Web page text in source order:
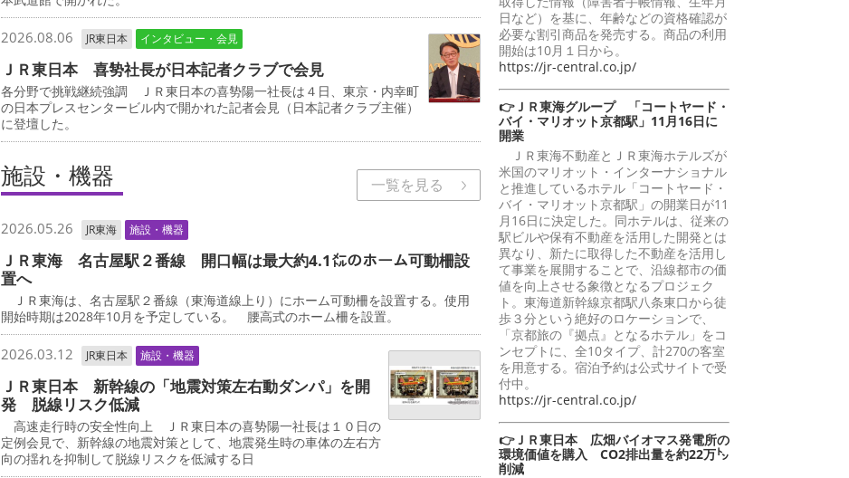
2026.08.06 JR東日本 インタビュー・会見
ＪＲ東日本 喜㔟社長が日本記者クラブで会見
各分野で挑戦継続強調 ＪＲ東日本の喜㔟陽一社長は４日、東京・内幸町
の日本プレスセンタービル内で開かれた記者会見（日本記者クラブ主催）
に登壇した。
施設・機器 一覧を見る
2026.05.26 JR東海 施設・機器
ＪＲ東海 名古屋駅２番線 開口幅は最大約4.1㍍のホーム可動柵設
置へ
ＪＲ東海は、名古屋駅２番線（東海道線上り）にホーム可動柵を設置する。使用
開始時期は2028年10月を予定している。 腰高式のホーム柵を設置。
2026.03.12 JR東日本 施設・機器
ＪＲ東日本 新幹線の「地震対策左右動ダンパ」を開
発 脱線リスク低減
高速走行時の安全性向上 ＪＲ東日本の喜㔟陽一社長は１０日の
定例会見で、新幹線の地震対策として、地震発生時の車体の左右方
向の揺れを抑制して脱線リスクを低減する日
日など）を基に、年齢などの資格確認が
必要な割引商品を発売する。商品の利用
開始は10月１日から。
https://jr-central.co.jp/
👉ＪＲ東海グループ 「コートヤード・
バイ・マリオット京都駅」11月16日に
開業
ＪＲ東海不動産とＪＲ東海ホテルズが
米国のマリオット・インターナショナル
と推進しているホテル「コートヤード・
バイ・マリオット京都駅」の開業日が11
月16日に決定した。同ホテルは、従来の
駅ビルや保有不動産を活用した開発とは
異なり、新たに取得した不動産を活用し
て事業を展開することで、沿線都市の価
値を向上させる象徴となるプロジェク
ト。東海道新幹線京都駅八条東口から徒
歩３分という絶好のロケーションで、
「京都旅の『拠点』となるホテル」をコ
ンセプトに、全10タイプ、計270の客室
を用意する。宿泊予約は公式サイトで受
付中。
https://jr-central.co.jp/
👉ＪＲ東日本 広畑バイオマス発電所の
環境価値を購入 CO2排出量を約22万㌧
削減